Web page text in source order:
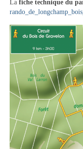
Les
Contact
Contacter
La fiche technique du